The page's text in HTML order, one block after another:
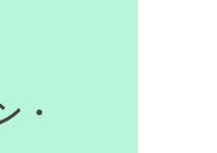
・